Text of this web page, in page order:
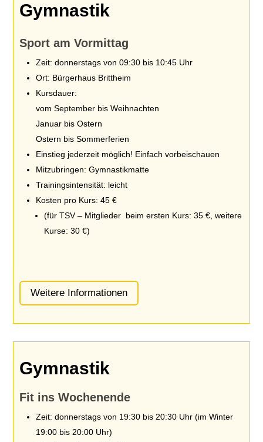
Gymnastik
Sport am Vormittag
Zeit: donnerstags von 09:30 bis 10:45 Uhr
Ort: Bürgerhaus Brittheim
Kursdauer:
vom September bis Weihnachten
Januar bis Ostern
Ostern bis Sommerferien
Einstieg jederzeit möglich! Einfach vorbeischauen
Mitzubringen: Gymnastikmatte
Trainingsintensität: leicht
Kosten pro Kurs: 45 €
(für TSV – Mitglieder beim ersten Kurs: 35 €, weitere
Kurse: 30 €)
Weitere Informationen
Gymnastik
Fit ins Wochenende
Zeit: donnerstags von 19:30 bis 20:30 Uhr (im Winter
19:00 bis 20:00 Uhr)